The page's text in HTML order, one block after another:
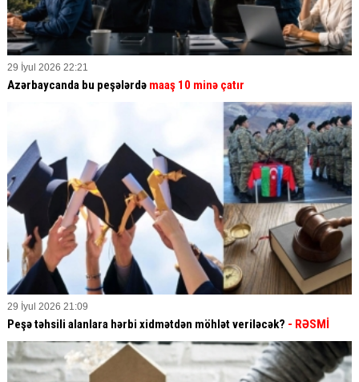
29 İyul 2026 22:21
Azərbaycanda bu peşələrdə maaş 10 minə çatır
29 İyul 2026 21:09
Peşə təhsili alanlara hərbi xidmətdən möhlət veriləcək? - RƏSMİ